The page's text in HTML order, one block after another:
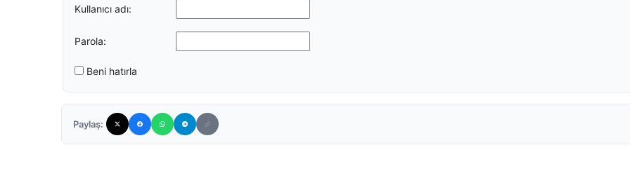
Kullanıcı adı:
Parola:
Beni hatırla
Paylaş: